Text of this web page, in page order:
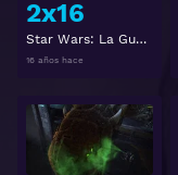
2x16
Star Wars: La Guerra de los Clones 2x16
16 años hace